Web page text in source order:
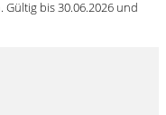
bis 30.06.2026 und